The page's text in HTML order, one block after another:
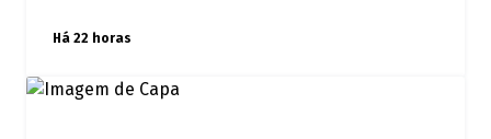
Há 22 horas